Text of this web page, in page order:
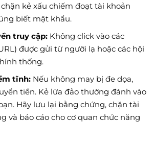
kẻ xấu chiếm đoạt tài khoản
biết mật khẩu.
truy cập:Không click vào các
được gửi từ người lạ hoặc các hội
thống.
tĩnh:Nếu không may bị đe dọa,
tiền. Kẻ lừa đảo thường đánh vào
Hãy lưu lại bằng chứng, chặn tài
và báo cáo cho cơ quan chức năng